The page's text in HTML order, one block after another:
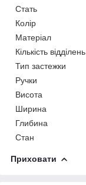
Стать
Колір
Матеріал
Кількість відділень
Тип застежки
Ручки
Висота
Ширина
Глибина
Стан
Приховати